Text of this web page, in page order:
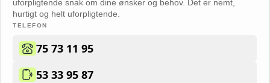
uforpligtende snak om dine ønsker og behov. Det er nemt,
hurtigt og helt uforpligtende.
TELEFON
75 73 11 95
53 33 95 87